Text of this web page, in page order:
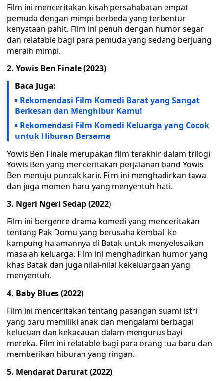
Film ini menceritakan kisah persahabatan empat
pemuda dengan mimpi berbeda yang terbentur
kenyataan pahit. Film ini penuh dengan humor segar
dan relatable bagi para pemuda yang sedang berjuang
meraih mimpi.
2. Yowis Ben Finale (2023)
Baca Juga:
Rekomendasi Film Komedi Barat yang Sangat
Berkesan dan Menghibur Kamu!
Rekomendasi Film Komedi Keluarga yang Cocok
untuk Hiburan Bersama
Yowis Ben Finale merupakan film terakhir dalam trilogi
Yowis Ben yang menceritakan perjalanan band Yowis
Ben menuju puncak karir. Film ini menghadirkan tawa
dan juga momen haru yang menyentuh hati.
3. Ngeri Ngeri Sedap (2022)
Film ini bergenre drama komedi yang menceritakan
tentang Pak Domu yang berusaha kembali ke
kampung halamannya di Batak untuk menyelesaikan
masalah keluarga. Film ini menghadirkan humor yang
khas Batak dan juga nilai-nilai kekeluargaan yang
menyentuh.
4. Baby Blues (2022)
Film ini menceritakan tentang pasangan suami istri
yang baru memiliki anak dan mengalami berbagai
kelucuan dan kekacauan dalam mengurus bayi
mereka. Film ini relatable bagi para orang tua baru dan
memberikan hiburan yang ringan.
5. Mendarat Darurat (2022)